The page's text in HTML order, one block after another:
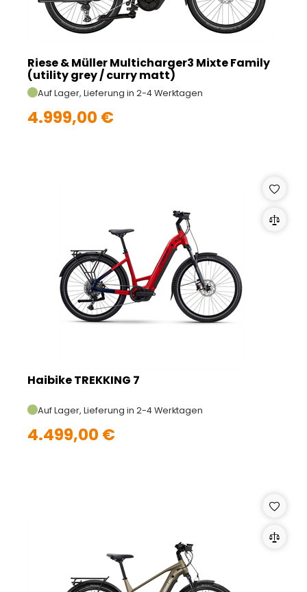
Riese & Müller Multicharger3 Mixte Family
(utility grey / curry matt)
Auf Lager, Lieferung in 2-4 Werktagen
4.999,00 €
Haibike TREKKING 7
Auf Lager, Lieferung in 2-4 Werktagen
4.499,00 €